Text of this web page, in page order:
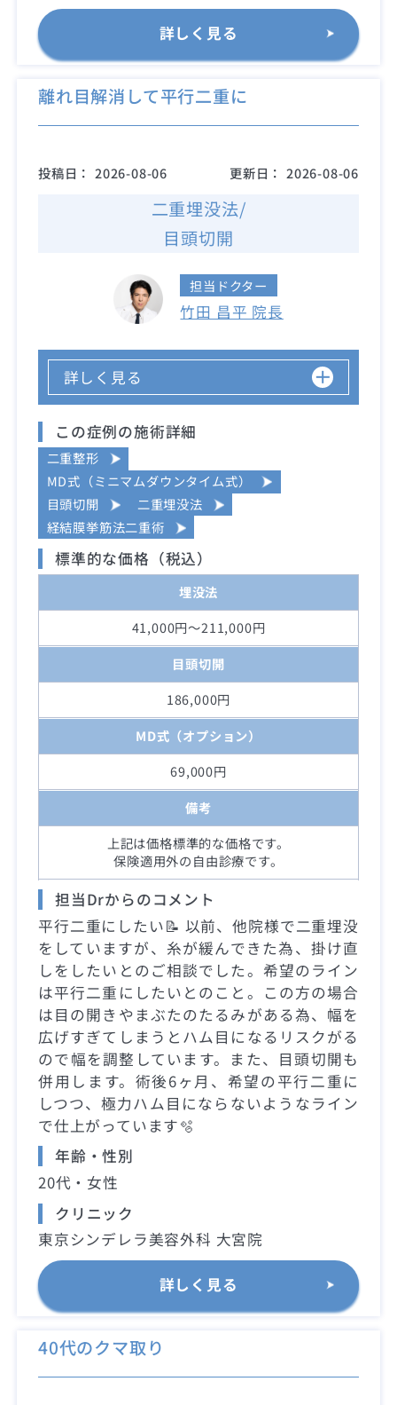
詳しく見る
離れ目解消して平行二重に
投稿日： 2026-08-06 更新日： 2026-08-06
二重埋没法/
目頭切開
担当ドクター
竹田 昌平 院長
詳しく見る
この症例の施術詳細
二重整形
MD式（ミニマムダウンタイム式）
目頭切開
二重埋没法
経結膜挙筋法二重術
標準的な価格（税込）
埋没法
41,000円～211,000円
目頭切開
186,000円
MD式（オプション）
69,000円
備考
上記は価格標準的な価格です。
保険適用外の自由診療です。
担当Drからのコメント
平行二重にしたい📝 以前、他院様で二重埋没
をしていますが、糸が緩んできた為、掛け直
しをしたいとのご相談でした。希望のライン
は平行二重にしたいとのこと。この方の場合
は目の開きやまぶたのたるみがある為、幅を
広げすぎてしまうとハム目になるリスクがる
ので幅を調整しています。また、目頭切開も
併用します。術後6ヶ月、希望の平行二重に
しつつ、極力ハム目にならないようなライン
で仕上がっています🫧
年齢・性別
20代・女性
クリニック
東京シンデレラ美容外科 大宮院
詳しく見る
40代のクマ取り